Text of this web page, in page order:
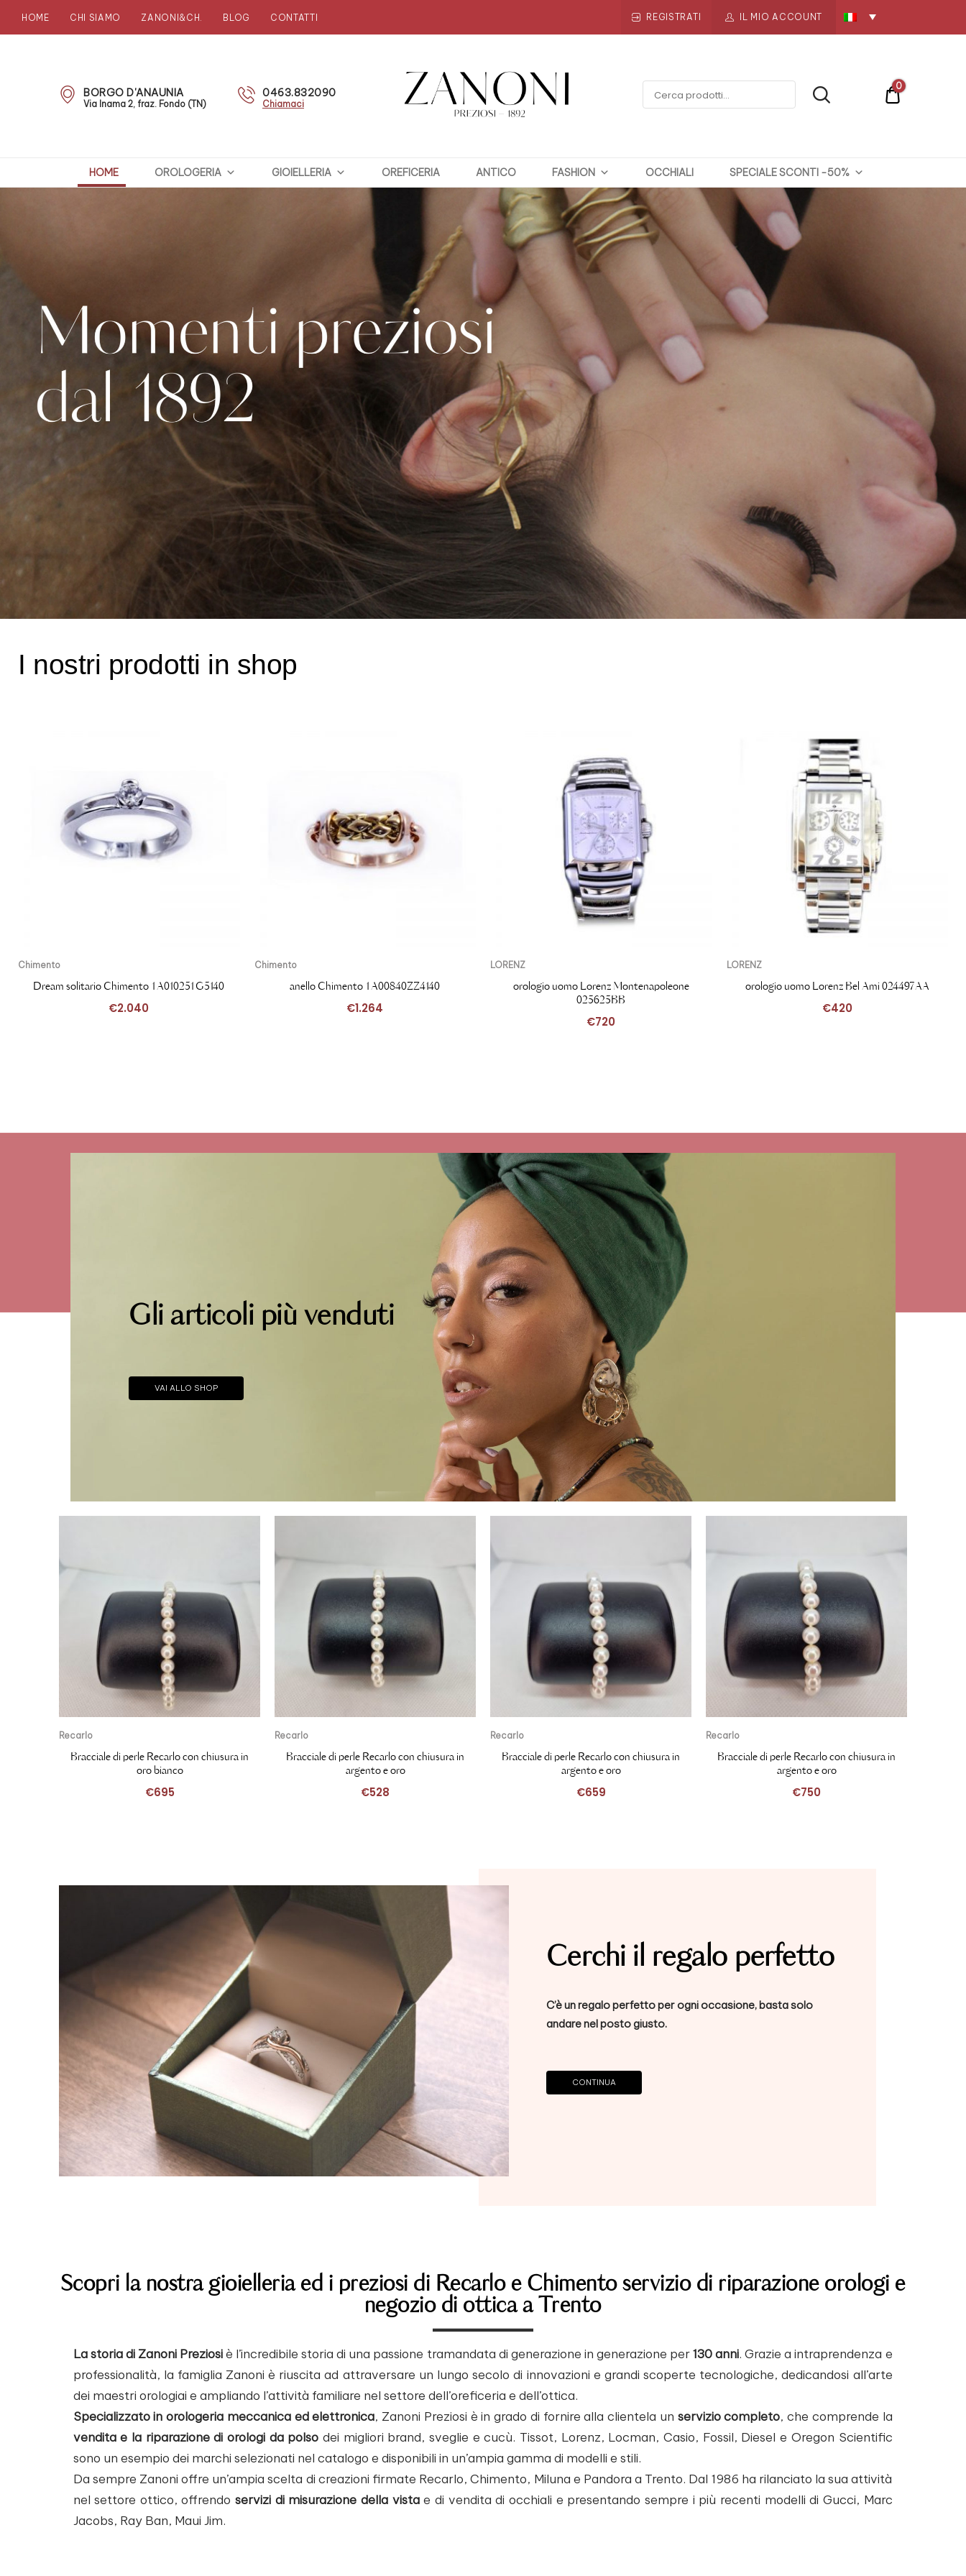
HOME CHI SIAMO ZANONI&CH. BLOG CONTATTI REGISTRATI IL MIO ACCOUNT
BORGO D'ANAUNIA
Via Inama 2, fraz. Fondo (TN)
0463.832090
Chiamaci
PREZIOSI
€0
0
HOME OROLOGERIA GIOIELLERIA OREFICERIA ANTICO FASHION OCCHIALI SPECIALE SCONTI -50%
I nostri prodotti in shop
Chimento
Dream solitario Chimento 1A010251G5140
€2.040
Chimento
anello Chimento 1A00840ZZ4140
€1.264
LORENZ
orologio uomo Lorenz Montenapoleone
025625BB
€720
LORENZ
orologio uomo Lorenz Bel Ami 024497AA
€420
Gli articoli più venduti
VAI ALLO SHOP
Recarlo
Bracciale di perle Recarlo con chiusura in
oro bianco
€695
Recarlo
Bracciale di perle Recarlo con chiusura in
argento e oro
€528
Recarlo
Bracciale di perle Recarlo con chiusura in
argento e oro
€659
Recarlo
Bracciale di perle Recarlo con chiusura in
argento e oro
€750
Cerchi il regalo perfetto
C’è un regalo perfetto per ogni occasione, basta solo
andare nel posto giusto.
CONTINUA
Scopri la nostra gioielleria ed i preziosi di Recarlo e Chimento servizio di riparazione orologi e
negozio di ottica a Trento
La storia di Zanoni Preziosiè l’incredibile storia di una passione tramandata di generazione in generazione per130 anni. Grazie a intraprendenza e
professionalità, la famiglia Zanoni è riuscita ad attraversare un lungo secolo di innovazioni e grandi scoperte tecnologiche, dedicandosi all’arte
dei maestri orologiai e ampliando l’attività familiare nel settore dell’oreficeria e dell’ottica.
Specializzato in orologeria meccanica ed elettronica, Zanoni Preziosi è in grado di fornire alla clientela un servizio completo, che comprende la
vendita e la riparazione di orologi da polso dei migliori brand, sveglie e cucù. Tissot, Lorenz, Locman, Casio, Fossil, Diesel e Oregon Scientific
sono un esempio dei marchi selezionati nel catalogo e disponibili in un’ampia gamma di modelli e stili.
Da sempre Zanoni offre un’ampia scelta di creazioni firmate Recarlo, Chimento, Miluna e Pandora a Trento. Dal 1986 ha rilanciato la sua attività
nel settore ottico, offrendoservizi di misurazione della vistae di vendita di occhiali e presentando sempre i più recenti modelli di Gucci, Marc
Jacobs, Ray Ban, Maui Jim.